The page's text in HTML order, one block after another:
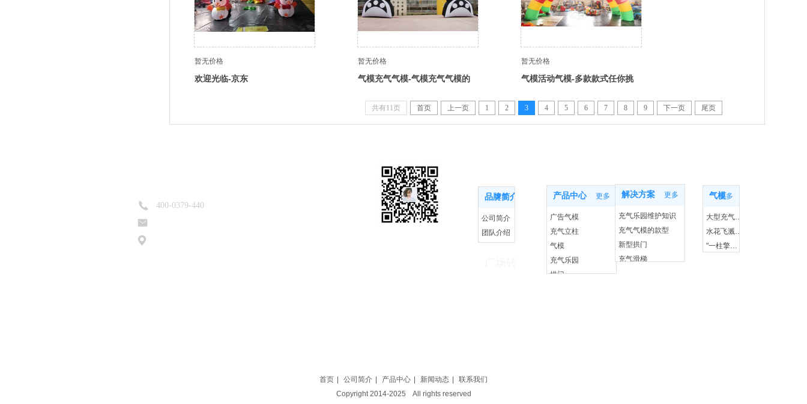
暂无价格
欢迎光临-京东
暂无价格
气模充气气模-气模充气气模的
暂无价格
气模活动气模-多款款式任你挑
共有11页 首页 上一页 1 2 3 4 5 6 7 8 9 下一页 尾页
产品中心 更多
广告气模
充气立柱
气模
充气乐园
拱门
品牌简介
更多
公司简介
团队介绍
解决方案 更多
充气乐园维护知识
充气气模的款型
新型拱门
充气滑梯
气模更多
大型充气玩具市场的未来
水花飞溅，乐趣无限：一探移动水上乐园的秘密
"一柱擎天光彩：充气灯柱照亮你的每个夜晚"
400-0379-440
首页 公司简介 产品中心 新闻动态
联系我们
Copyright 2014-2025 All rights reserved